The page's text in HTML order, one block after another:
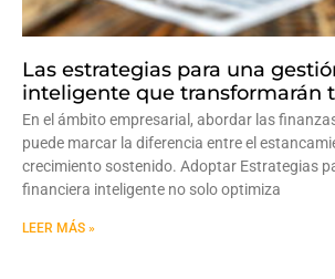
Las estrategias para una
inteligente que transformarán
En el ámbito empresarial, abordar las
puede marcar la diferencia entre el
crecimiento sostenido. Adoptar Estrategias
financiera inteligente no solo optimiza
LEER MÁS »